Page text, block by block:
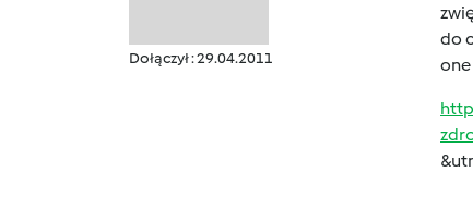
Dołączył : 29.04.2011
do
one